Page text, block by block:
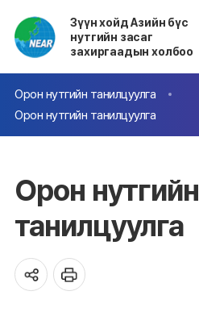
Зүүн хойд Азийн бүс
нутгийн засаг
захиргаадын холбоо
Орон нутгийн танилцуулга
Орон нутгийн танилцуулга
Орон нутгийн
танилцуулга